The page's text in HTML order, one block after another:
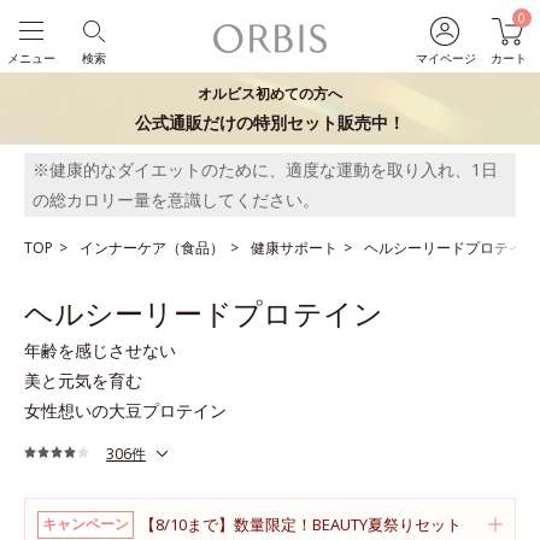
マイページ
0
カート
検索
メニュー
オルビス初めての方へ
公式通販だけの特別セット販売中！
※健康的なダイエットのために、適度な運動を取り入れ、1日
の総カロリー量を意識してください。
TOP インナーケア（食品） 健康サポート ヘルシーリードプロテイン
ヘルシーリードプロテイン
年齢を感じさせない
美と元気を育む
女性想いの大豆プロテイン
306件
キャンペーン 【8/10まで】数量限定！BEAUTY夏祭りセット